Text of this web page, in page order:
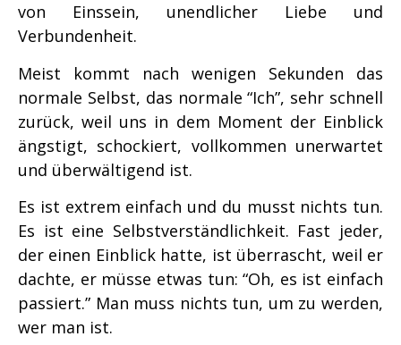
von Einssein, unendlicher Liebe und
Verbundenheit.
Meist kommt nach wenigen Sekunden das
normale Selbst, das normale “Ich”, sehr schnell
zurück, weil uns in dem Moment der Einblick
ängstigt, schockiert, vollkommen unerwartet
und überwältigend ist.
Es ist extrem einfach und du musst nichts tun.
Es ist eine Selbstverständlichkeit. Fast jeder,
der einen Einblick hatte, ist überrascht, weil er
dachte, er müsse etwas tun: “Oh, es ist einfach
passiert.” Man muss nichts tun, um zu werden,
wer man ist.